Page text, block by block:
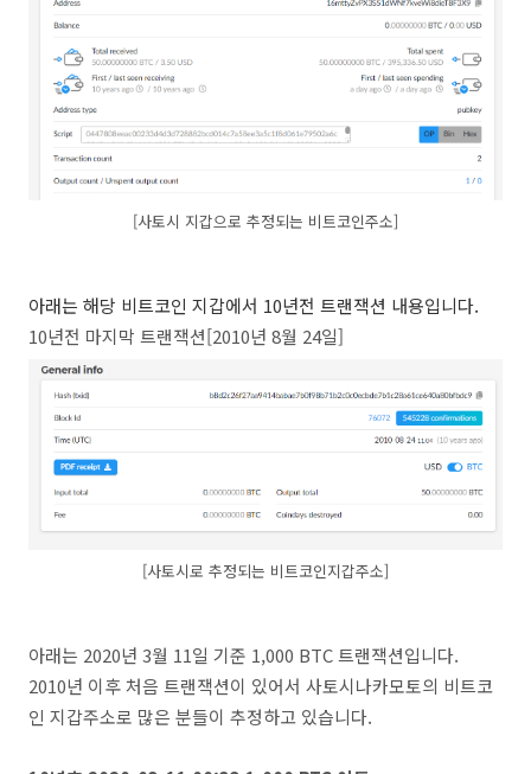
[사토시 지갑으로 추정되는 비트코인주소]
아래는 해당 비트코인 지갑에서 10년전 트랜잭션 내용입니다.
10년전 마지막 트랜잭션[2010년 8월 24일]
[사토시로 추정되는 비트코인지갑주소]
아래는 2020년 3월 11일 기준 1,000 BTC 트랜잭션입니다.
2010년 이후 처음 트랜잭션이 있어서 사토시나카모토의 비트코
인 지갑주소로 많은 분들이 추정하고 있습니다.